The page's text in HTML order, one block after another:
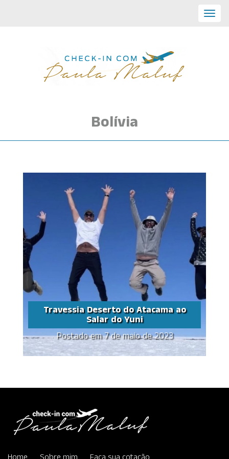
Bolívia
Travessia Deserto do Atacama ao
Salar do Yuni
Postado em 7 de maio de 2023
Travessia Deserto do
Atacama ao Salar do
Yuni